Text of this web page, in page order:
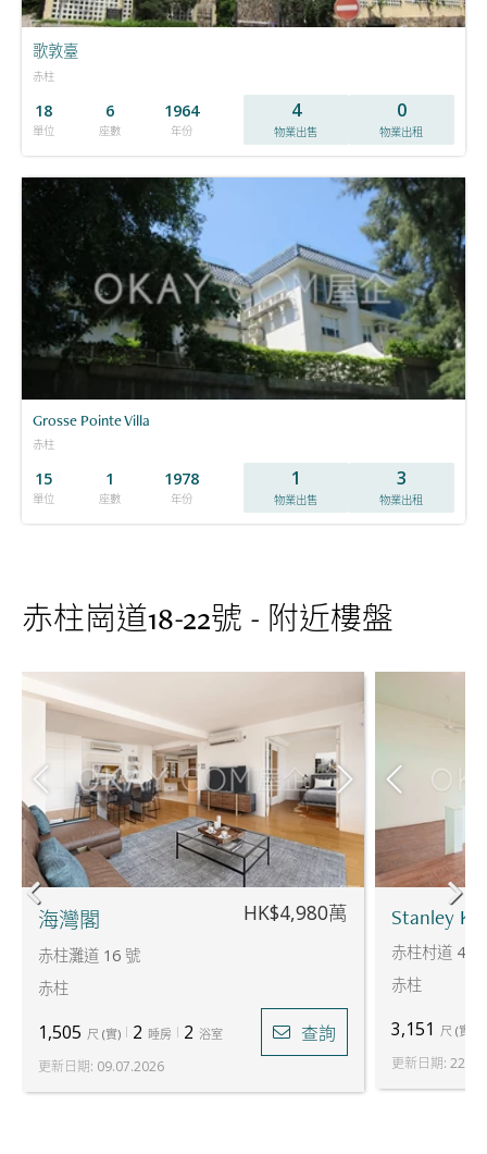
歌敦臺
赤柱
18
單位
6
座數
1964
年份
4
物業出售
0
物業出租
Grosse Pointe Villa
赤柱
15
單位
1
座數
1978
年份
1
物業出售
3
物業出租
赤柱崗道18-22號 - 附近樓盤
海灣閣
赤柱灘道 16 號
赤柱
HK$4,980萬
1,505 尺 (實) 2 睡房 2 浴室 查詢
更新日期: 09.07.2026
Stanley
赤柱村道 42
赤柱
3,151 尺 (實
更新日期: